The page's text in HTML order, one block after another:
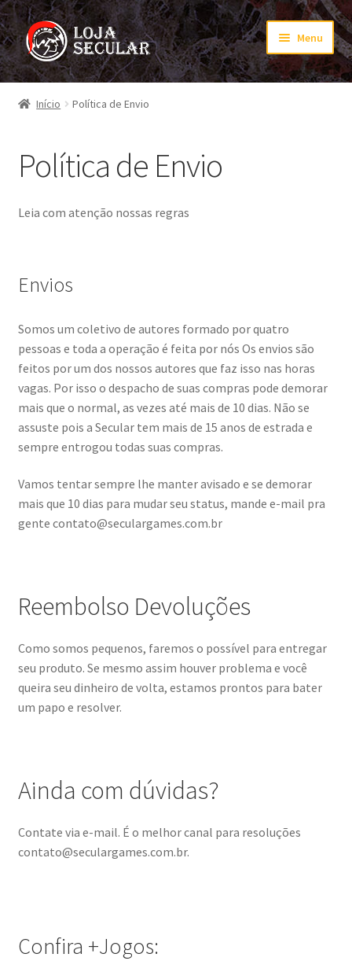
Pular
para
navegação
Pular
para
o
conteúdo
Menu
Início
Finalização de compra
Minha conta
PagSeguro Checkout
PagSeguro Checkout Transparente
PagSeguro Erro
PagSeguro Ordem Recebida
Política de Envio
Política de privacidade
Início Política de Envio
Política de Envio
Leia com atenção nossas regras
Envios
Somos um coletivo de autores formado por quatro
pessoas e toda a operação é feita por nós Os envios são
feitos por um dos nossos autores que faz isso nas horas
vagas. Por isso o despacho de suas compras pode demorar
mais que o normal, as vezes até mais de 10 dias. Não se
assuste pois a Secular tem mais de 15 anos de estrada e
sempre entrogou todas suas compras.
Vamos tentar sempre lhe manter avisado e se demorar
mais que 10 dias para mudar seu status, mande e-mail pra
gente contato@seculargames.com.br
Reembolso Devoluções
Como somos pequenos, faremos o possível para entregar
seu produto. Se mesmo assim houver problema e você
queira seu dinheiro de volta, estamos prontos para bater
um papo e resolver.
Ainda com dúvidas?
Contate via e-mail. É o melhor canal para resoluções
contato@seculargames.com.br.
Confira +Jogos: